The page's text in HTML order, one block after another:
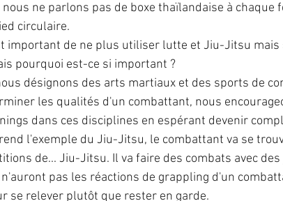
nous ne parlons pas de boxe thaïlandaise à
circulaire.
important de ne plus utiliser lutte et Jiu-Jitsu
pourquoi est-ce si important ?
désignons des arts martiaux et des sports de
les qualités d'un combattant, nous
dans ces disciplines en espérant devenir
l'exemple du Jiu-Jitsu, le combattant va se
de... Jiu-Jitsu. Il va faire des combats avec
pas les réactions de grappling d'un
se relever plutôt que rester en garde.